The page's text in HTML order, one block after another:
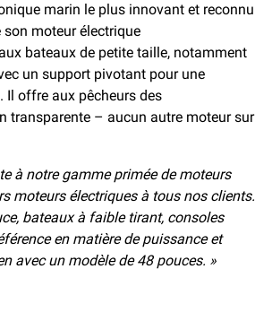
marin le plus innovant et reconnu
son moteur électrique
bateaux de petite taille, notamment
un support pivotant pour une
Il offre aux pêcheurs des
transparente – aucun autre moteur sur
à notre gamme primée de moteurs
moteurs électriques à tous nos clients.
bateaux à faible tirant, consoles
en matière de puissance et
avec un modèle de 48 pouces. »